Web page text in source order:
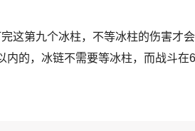
这第九个冰柱，不等冰柱的伤害才会
内的，冰链不需要等冰柱，而战斗在6